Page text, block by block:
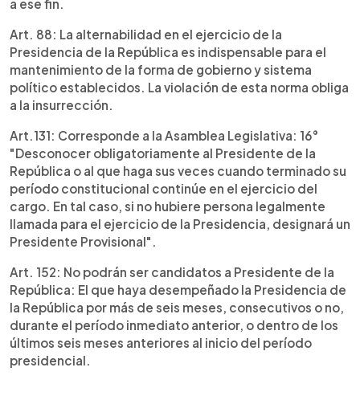
a ese fin.
Art. 88: La alternabilidad en el ejercicio de la
Presidencia de la República es indispensable para el
mantenimiento de la forma de gobierno y sistema
político establecidos. La violación de esta norma obliga
a la insurrección.
Art.131: Corresponde a la Asamblea Legislativa: 16°
"Desconocer obligatoriamente al Presidente de la
República o al que haga sus veces cuando terminado su
período constitucional continúe en el ejercicio del
cargo. En tal caso, si no hubiere persona legalmente
llamada para el ejercicio de la Presidencia, designará un
Presidente Provisional".
Art. 152: No podrán ser candidatos a Presidente de la
República: El que haya desempeñado la Presidencia de
la República por más de seis meses, consecutivos o no,
durante el período inmediato anterior, o dentro de los
últimos seis meses anteriores al inicio del período
presidencial.